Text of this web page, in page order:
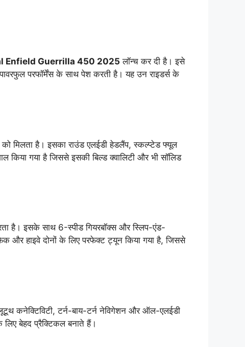
Enfield Guerrilla 450 2025 लॉन्च कर दी है। इसे
परफॉर्मेंस के साथ पेश करती है। यह उन राइडर्स के
मिलता है। इसका राउंड एलईडी हेडलैंप, स्कल्प्टेड फ्यूल
गया है जिससे इसकी बिल्ड क्वालिटी और भी सॉलिड
है। इसके साथ 6-स्पीड गियरबॉक्स और स्लिप-एंड-
और हाइवे दोनों के लिए परफेक्ट ट्यून किया गया है, जिससे
कनेक्टिविटी, टर्न-बाय-टर्न नेविगेशन और ऑल-एलईडी
लिए बेहद प्रैक्टिकल बनाते हैं।